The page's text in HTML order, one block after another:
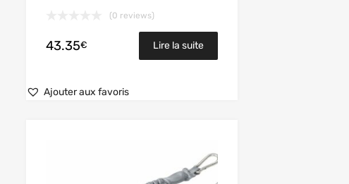
(0 reviews)
43.35€ Lire la suite
Ajouter aux favoris